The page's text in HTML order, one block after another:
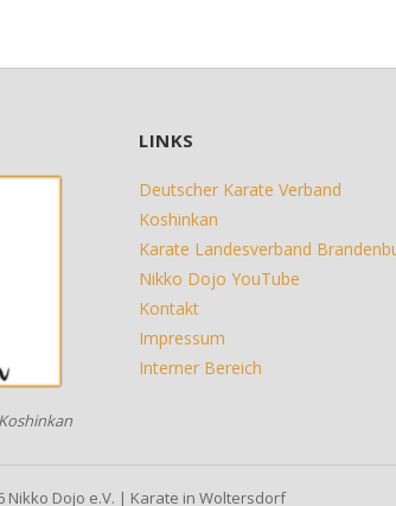
LINKS
Deutscher Karate Verband
Koshinkan
Karate Landesverband
Nikko Dojo YouTube
Kontakt
Impressum
Interner Bereich
Nikko Dojo e.V. | Karate in Woltersdorf